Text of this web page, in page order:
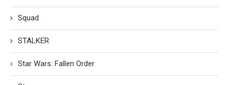
Squad
STALKER
Star Wars: Fallen Order